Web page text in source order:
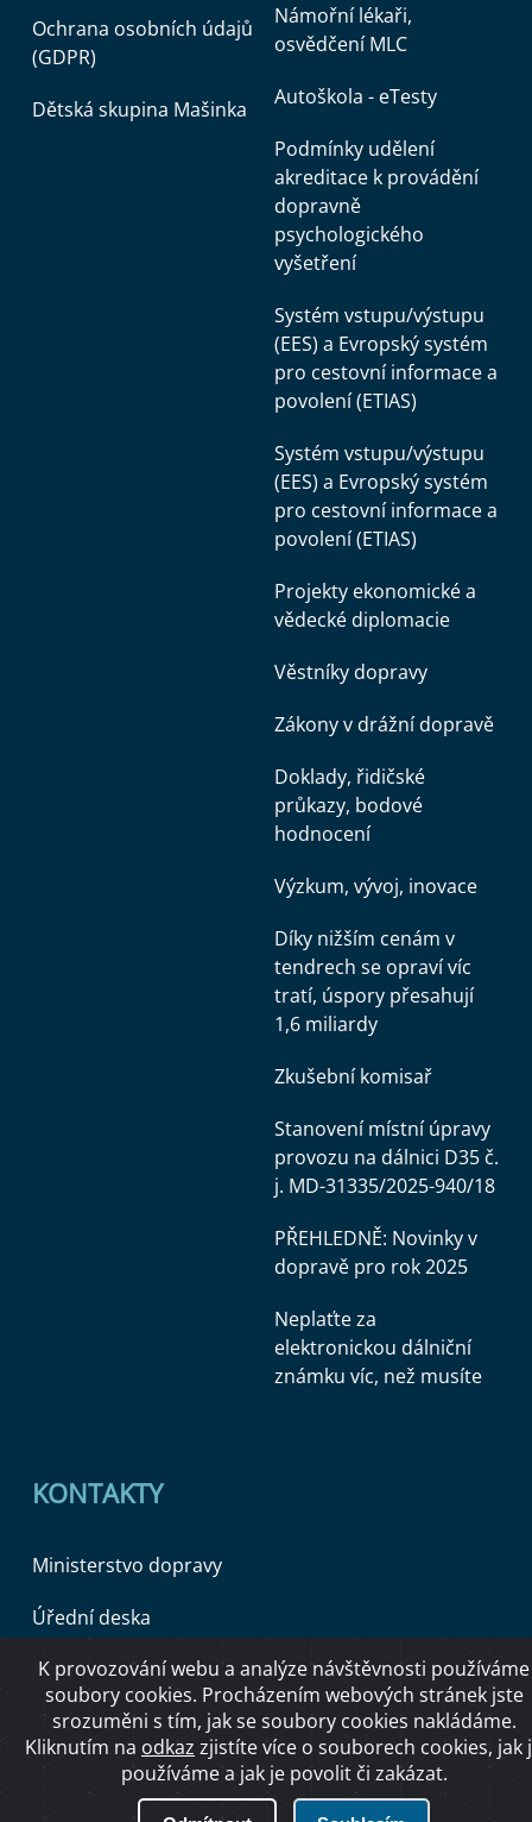
Ochrana osobních údajů
(GDPR)
Dětská skupina Mašinka
Námořní lékaři,
osvědčení MLC
Autoškola - eTesty
Podmínky udělení
akreditace k provádění
dopravně
psychologického
vyšetření
Systém vstupu/výstupu
(EES) a Evropský systém
pro cestovní informace a
povolení (ETIAS)
Systém vstupu/výstupu
(EES) a Evropský systém
pro cestovní informace a
povolení (ETIAS)
Projekty ekonomické a
vědecké diplomacie
Věstníky dopravy
Zákony v drážní dopravě
Doklady, řidičské
průkazy, bodové
hodnocení
Výzkum, vývoj, inovace
Díky nižším cenám v
tendrech se opraví víc
tratí, úspory přesahují
1,6 miliardy
Zkušební komisař
Stanovení místní úpravy
provozu na dálnici D35 č.
j. MD-31335/2025-940/18
PŘEHLEDNĚ: Novinky v
dopravě pro rok 2025
Neplaťte za
elektronickou dálniční
známku víc, než musíte
KONTAKTY
Ministerstvo dopravy
Úřední deska
Copyright © 2026 Ministerstvo dopravy ČR
O přístupnosti
K provozování webu a analýze návštěvnosti používáme
soubory cookies. Procházením webových stránek jste
srozuměni s tím, jak se soubory cookies nakládáme.
Kliknutím na odkaz zjistíte více o souborech cookies, jak
používáme a jak je povolit či zakázat.